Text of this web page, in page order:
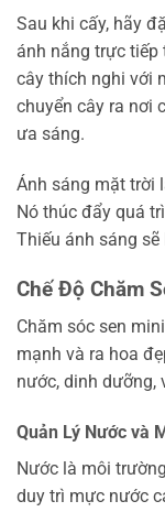
Sau khi cấy, hãy
ánh nắng trực tiếp
cây thích nghi với
chuyển cây ra nơi
ưa sáng.
Ánh sáng mặt trời
Nó thúc đẩy quá
Thiếu ánh sáng
Chế Độ Chăm
Chăm sóc sen
mạnh và ra hoa
nước, dinh dưỡng,
Quản Lý Nước và
Nước là môi
duy trì mực nước